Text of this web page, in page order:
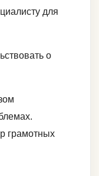
для
о
грамотных